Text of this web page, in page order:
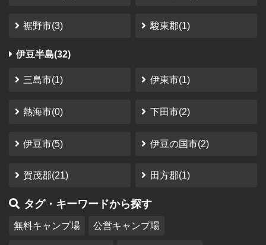
裾野市(3) 駿東郡(1)
伊豆半島(32)
三島市(1) 伊東市(1)
熱海市(0) 下田市(2)
伊豆市(5) 伊豆の国市(2)
賀茂郡(21) 田方郡(1)
タグ・キーワードから探す
無料キャンプ場 公営キャンプ場